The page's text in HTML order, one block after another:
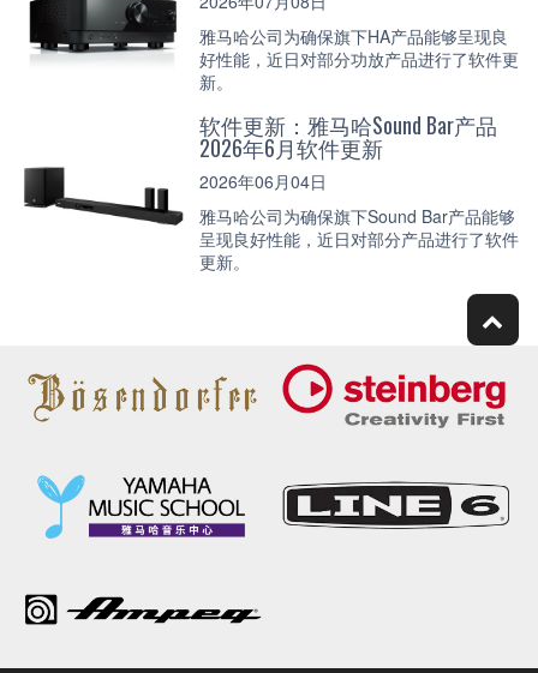
雅马哈公司为确保旗下HA产品能够呈现良
好性能，近日对部分功放产品进行了软件更
新。
软件更新：雅马哈Sound Bar产品
2026年6月软件更新
2026年06月04日
雅马哈公司为确保旗下Sound Bar产品能够
呈现良好性能，近日对部分产品进行了软件
更新。